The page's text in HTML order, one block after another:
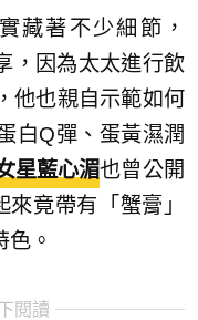
藏著不少細節，
，因為太太進行飲
他也親自示範如何
白Q彈、蛋黃濕潤
星藍心湄也曾公開
竟帶有「蟹膏」
。
閱讀